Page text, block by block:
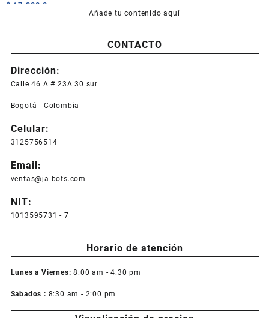
$ 17.300,0 +IVA
variantes.
Las
se
elegir
en
producto
Añade tu contenido aquí
CONTACTO
Dirección:
Calle 46 A # 23A 30 sur
Bogotá - Colombia
Celular:
3125756514
Email:
ventas@ja-bots.com
NIT:
1013595731 - 7
Horario de atención
Lunes a Viernes: 8:00 am - 4:30 pm
Sabados : 8:30 am - 2:00 pm